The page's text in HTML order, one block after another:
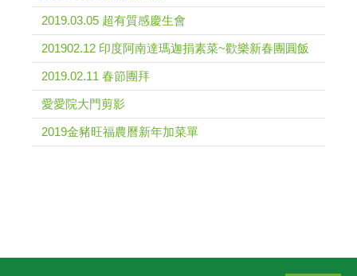
2019.03.05 超有質感慶生會
201902.12 印度阿南達瑪迦捐素菜~歡樂新春團圓飯
2019.02.11 春節團拜
愛愛院大門剪影
2019金豬旺福農曆新年加菜單